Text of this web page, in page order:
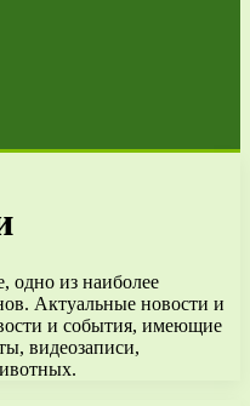
одно из наиболее
Актуальные новости и
и события, имеющие
видеозаписи,